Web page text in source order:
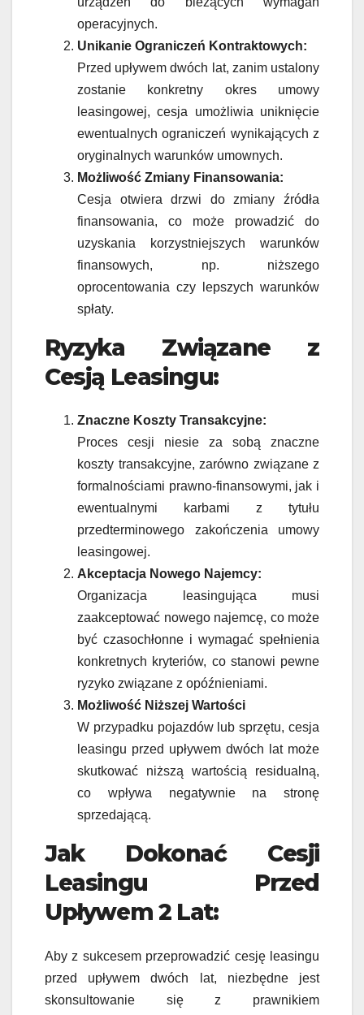
operacyjnych.
Unikanie Ograniczeń Kontraktowych:
Przed upływem dwóch lat, zanim ustalony
zostanie konkretny okres umowy
leasingowej, cesja umożliwia uniknięcie
ewentualnych ograniczeń wynikających z
oryginalnych warunków umownych.
Możliwość Zmiany Finansowania:
Cesja otwiera drzwi do zmiany źródła
finansowania, co może prowadzić do
uzyskania korzystniejszych warunków
finansowych, np. niższego
oprocentowania czy lepszych warunków
spłaty.
Ryzyka Związane z
Cesją Leasingu:
Znaczne Koszty Transakcyjne:
Proces cesji niesie za sobą znaczne
koszty transakcyjne, zarówno związane z
formalnościami prawno-finansowymi, jak i
ewentualnymi karbami z tytułu
przedterminowego zakończenia umowy
leasingowej.
Akceptacja Nowego Najemcy:
Organizacja leasingująca musi
zaakceptować nowego najemcę, co może
być czasochłonne i wymagać spełnienia
konkretnych kryteriów, co stanowi pewne
ryzyko związane z opóźnieniami.
Możliwość Niższej Wartości
W przypadku pojazdów lub sprzętu, cesja
leasingu przed upływem dwóch lat może
skutkować niższą wartością residualną,
co wpływa negatywnie na stronę
sprzedającą.
Jak Dokonać Cesji
Leasingu Przed
Upływem 2 Lat:
Aby z sukcesem przeprowadzić cesję leasingu
przed upływem dwóch lat, niezbędne jest
skonsultowanie się z prawnikiem